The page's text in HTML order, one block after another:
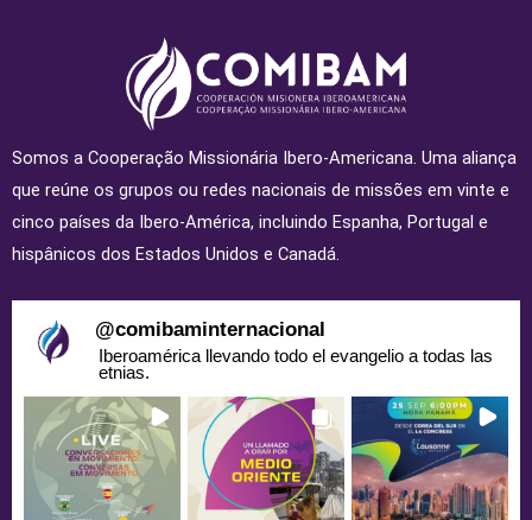
Somos a Cooperação Missionária Ibero-Americana. Uma aliança
que reúne os grupos ou redes nacionais de missões em vinte e
cinco países da Ibero-América, incluindo Espanha, Portugal e
hispânicos dos Estados Unidos e Canadá.
@comibaminternacional
Iberoamérica llevando todo el evangelio a todas las
etnias.